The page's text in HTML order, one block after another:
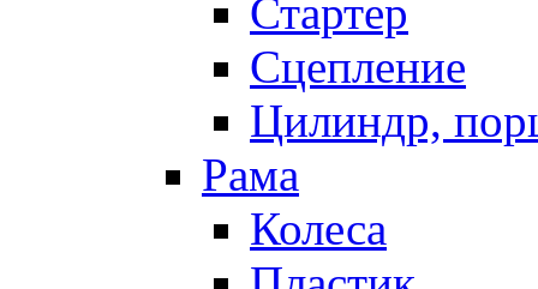
Стартер
Сцепление
Цилиндр,
Рама
Колеса